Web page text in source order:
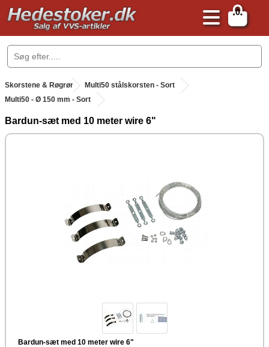
0
.
Skorstene & Røgrør .
Multi50 stålskorsten - Sort
Multi50 - Ø 150 mm - Sort
Bardun-sæt med 10 meter wire 6"
Bardun-sæt med 10 meter wire 6"